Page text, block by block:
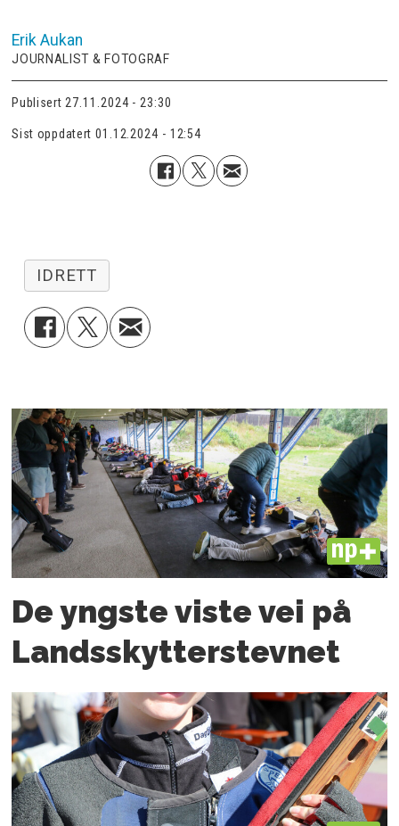
Erik Aukan
JOURNALIST & FOTOGRAF
Publisert 27.11.2024 - 23:30
Sist oppdatert 01.12.2024 - 12:54
IDRETT
PLUS
De yngste viste vei på
Landsskytterstevnet